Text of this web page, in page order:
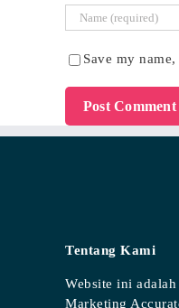
Save my
Tentang Kami
Website ini
Marketing